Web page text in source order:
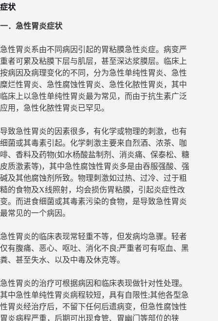
症状
一．急性胃炎症状
急性胃炎系由不同病因引起的胃粘膜急性炎症。病变严
重者可累及粘膜下层与肌层，甚至深达浆膜层。临床上
按病因及病理变化的不同，分为急性单纯性胃炎、急性
糜烂性胃炎、急性腐蚀性胃炎、急性化脓性胃炎，其中
临床上以急性单纯性胃炎最为常见，而由于抗生素广泛
应用，急性化脓性胃炎已罕见。
导致急性胃炎的因素很多，有化学或物理的刺激，也有
细菌或其毒素引起。化学刺激主要来自烈酒、浓茶、咖
啡、香料及药物(如水杨酸盐制剂、消炎痛、保泰松、糖
皮质激素等)，其中急性腐蚀性胃炎多是由吞服强酸、强
碱及其他腐蚀剂所致。物理刺激如过热、过冷、过于粗
糙的食物及X线照射，均会损伤胃粘膜，引起炎症性改
变。而进食细菌或其毒素污染的食物，是导致急性胃炎
最常见的一个病因。
急性胃炎的临床表现常轻重不等，但发病均急骤。轻者
仅有腹痛、恶心、呕吐、消化不良;严重者可有呕血、黑
粪、甚至失水、以及中毒及休克等。
急性胃炎的治疗可根据病因和临床表现做针对性处理。
其中急性单纯性胃炎病程较短，具有自限性;其他各型急
性胃炎经治疗后，不留下任何后遗病变，但急性腐蚀性
胃炎病程严重，后期可出现食管、胃幽门等部位的狭